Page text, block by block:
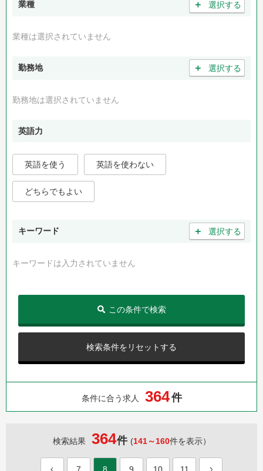
業種 ＋ 選択する
業種は選択されていません
勤務地 ＋ 選択する
勤務地は選択されていません
英語力
英語を使う 英語を使わない
どちらでもよい
キーワード ＋ 選択する
キーワードは入力されていません
検索条件をリセットする
この条件で検索
条件に合う求人 364件
検索結果 364件 (141～160件を表示）